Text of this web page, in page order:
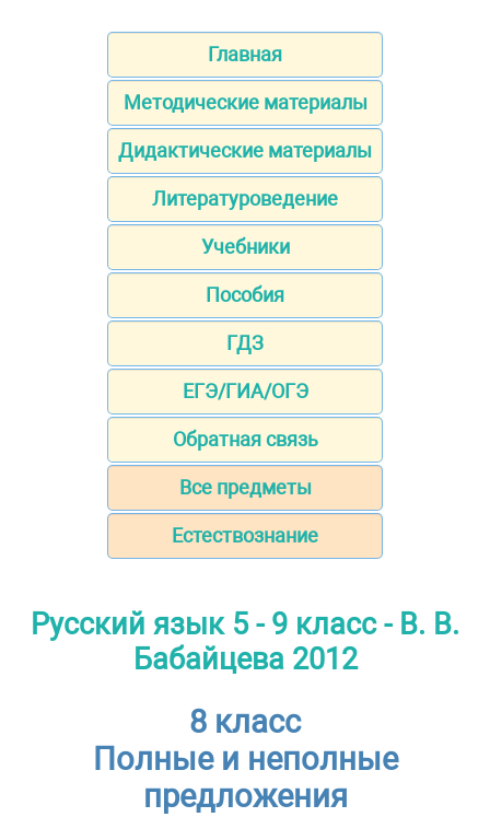
Главная
Методические материалы
Дидактические материалы
Литературоведение
Учебники
Пособия
ГДЗ
ЕГЭ/ГИА/ОГЭ
Обратная связь
Все предметы
Естествознание
Русский язык 5 - 9 класс - В. В.
Бабайцева 2012
8 класс
Полные и неполные
предложения